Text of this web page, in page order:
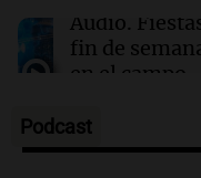
Audio.
fin de
en el campo
Episodios
Audio.
Podcast